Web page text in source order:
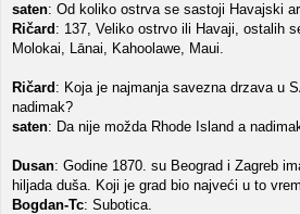
saten: Od koliko ostrva se sastoji Havajski
Ričard : 137, Veliko ostrvo ili Havaji, ostalih
Molokai, Lānai, Kahoolawe, Maui.
Ričard : Koja je najmanja savezna drzava u
nadimak?
saten: Da nije možda Rhode Island a
Dusan: Godine 1870. su Beograd i Zagreb
hiljada duša. Koji je grad bio najveći u to
Bogdan-Tc: Subotica.